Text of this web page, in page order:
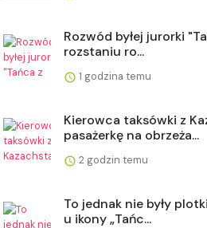
Rozwód byłej jurorki
rozstaniu ro...
1 godzina temu
Kierowca taksówki z
pasażerkę na obrzeża...
2 godzin temu
To jednak nie były
u ikony „Tańc...